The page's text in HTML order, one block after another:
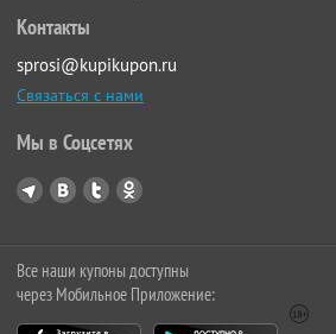
Контакты
sprosi@kupikupon.ru
Связаться с нами
Мы в Соцсетях
Все наши купоны доступны
через Мобильное Приложение: